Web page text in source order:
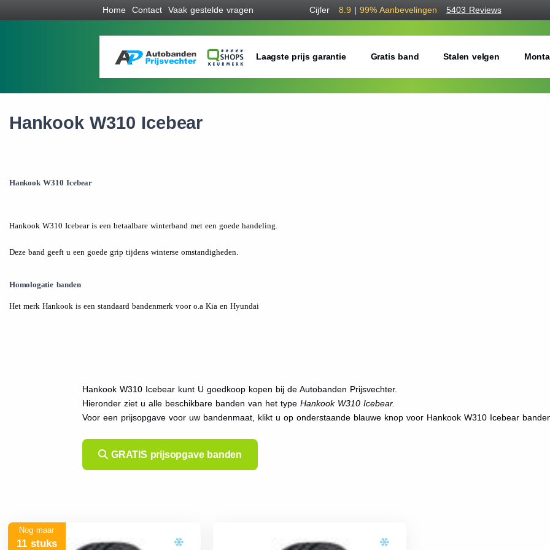
Home Contact Vaak gestelde vragen Cijfer 8.9 | 99% Aanbevelingen 5403 Reviews
Laagste prijs garantie Gratis band Stalen velgen
Hankook W310 Icebear
Hankook W310 Icebear
Hankook W310 Icebear is een betaalbare winterband met een goede handeling.
Deze band geeft u een goede grip tijdens winterse omstandigheden.
Homologatie banden
Het merk Hankook is een standaard bandenmerk voor o.a Kia en Hyundai
Hankook W310 Icebear kunt U goedkoop kopen bij de Autobanden Prijsvechter.
Hieronder ziet u alle beschikbare banden van het typeHankook W310 Icebear.
Voor een prijsopgave voor uw bandenmaat, klikt u op onderstaande blauwe knop voor Hankook W310 Icebear
GRATIS prijsopgave banden
Nog maar
11 stuks